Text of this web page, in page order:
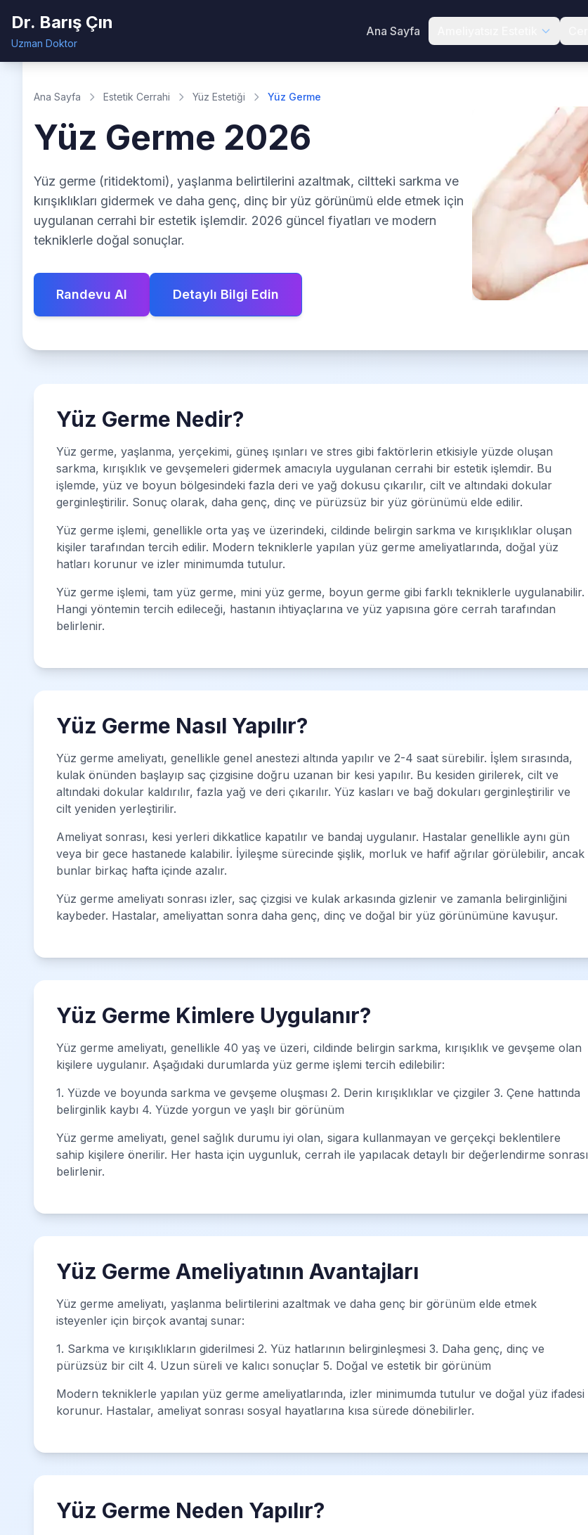
Dr. Barış Çın
Uzman Doktor
Ana Sayfa
Ana Sayfa Estetik Cerrahi Yüz Estetiği Yüz Germe
Yüz Germe 2026
Yüz germe (ritidektomi), yaşlanma belirtilerini azaltmak, ciltteki sarkma ve
kırışıklıkları gidermek ve daha genç, dinç bir yüz görünümü elde etmek için
uygulanan cerrahi bir estetik işlemdir. 2026 güncel fiyatları ve modern
tekniklerle doğal sonuçlar.
Randevu Al Detaylı Bilgi Edin
Yüz Germe Nedir?
Yüz germe, yaşlanma, yerçekimi, güneş ışınları ve stres gibi faktörlerin etkisiyle yüzde oluşan
sarkma, kırışıklık ve gevşemeleri gidermek amacıyla uygulanan cerrahi bir estetik işlemdir. Bu
işlemde, yüz ve boyun bölgesindeki fazla deri ve yağ dokusu çıkarılır, cilt ve altındaki dokular
gerginleştirilir. Sonuç olarak, daha genç, dinç ve pürüzsüz bir yüz görünümü elde edilir.
Yüz germe işlemi, genellikle orta yaş ve üzerindeki, cildinde belirgin sarkma ve kırışıklıklar oluşan
kişiler tarafından tercih edilir. Modern tekniklerle yapılan yüz germe ameliyatlarında, doğal yüz
hatları korunur ve izler minimumda tutulur.
Yüz germe işlemi, tam yüz germe, mini yüz germe, boyun germe gibi farklı tekniklerle uygulanabilir.
Hangi yöntemin tercih edileceği, hastanın ihtiyaçlarına ve yüz yapısına göre cerrah tarafından
belirlenir.
Yüz Germe Nasıl Yapılır?
Yüz germe ameliyatı, genellikle genel anestezi altında yapılır ve 2-4 saat sürebilir. İşlem sırasında,
kulak önünden başlayıp saç çizgisine doğru uzanan bir kesi yapılır. Bu kesiden girilerek, cilt ve
altındaki dokular kaldırılır, fazla yağ ve deri çıkarılır. Yüz kasları ve bağ dokuları gerginleştirilir ve
cilt yeniden yerleştirilir.
Ameliyat sonrası, kesi yerleri dikkatlice kapatılır ve bandaj uygulanır. Hastalar genellikle aynı gün
veya bir gece hastanede kalabilir. İyileşme sürecinde şişlik, morluk ve hafif ağrılar görülebilir, ancak
bunlar birkaç hafta içinde azalır.
Yüz germe ameliyatı sonrası izler, saç çizgisi ve kulak arkasında gizlenir ve zamanla belirginliğini
kaybeder. Hastalar, ameliyattan sonra daha genç, dinç ve doğal bir yüz görünümüne kavuşur.
Yüz Germe Kimlere Uygulanır?
Yüz germe ameliyatı, genellikle 40 yaş ve üzeri, cildinde belirgin sarkma, kırışıklık ve gevşeme olan
kişilere uygulanır. Aşağıdaki durumlarda yüz germe işlemi tercih edilebilir:
1. Yüzde ve boyunda sarkma ve gevşeme oluşması 2. Derin kırışıklıklar ve çizgiler 3. Çene hattında
belirginlik kaybı 4. Yüzde yorgun ve yaşlı bir görünüm
Yüz germe ameliyatı, genel sağlık durumu iyi olan, sigara kullanmayan ve gerçekçi beklentilere
sahip kişilere önerilir. Her hasta için uygunluk, cerrah ile yapılacak detaylı bir değerlendirme sonrası
belirlenir.
Yüz Germe Ameliyatının Avantajları
Yüz germe ameliyatı, yaşlanma belirtilerini azaltmak ve daha genç bir görünüm elde etmek
isteyenler için birçok avantaj sunar:
1. Sarkma ve kırışıklıkların giderilmesi 2. Yüz hatlarının belirginleşmesi 3. Daha genç, dinç ve
pürüzsüz bir cilt 4. Uzun süreli ve kalıcı sonuçlar 5. Doğal ve estetik bir görünüm
Modern tekniklerle yapılan yüz germe ameliyatlarında, izler minimumda tutulur ve doğal yüz ifadesi
korunur. Hastalar, ameliyat sonrası sosyal hayatlarına kısa sürede dönebilirler.
Yüz Germe Neden Yapılır?